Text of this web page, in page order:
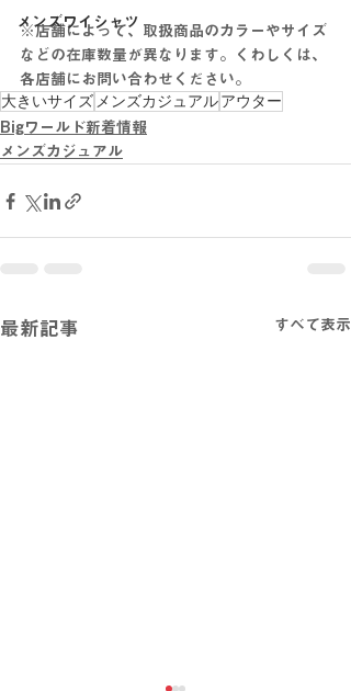
メンズワイシャツ
※店舗によって、取扱商品のカラーやサイズ
などの在庫数量が異なります。くわしくは、
各店舗にお問い合わせください。
大きいサイズ メンズカジュアルアウター
Bigワールド新着情報
メンズカジュアル
最新記事 すべて表示